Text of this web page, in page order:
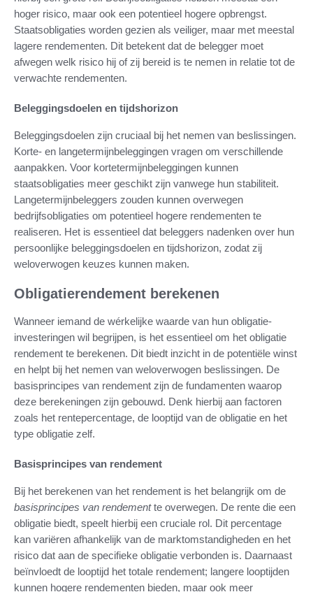
hoger risico, maar ook een potentieel hogere opbrengst.
Staatsobligaties worden gezien als veiliger, maar met meestal
lagere rendementen. Dit betekent dat de belegger moet
afwegen welk risico hij of zij bereid is te nemen in relatie tot de
verwachte rendementen.
Beleggingsdoelen en tijdshorizon
Beleggingsdoelen zijn cruciaal bij het nemen van beslissingen.
Korte- en langetermijnbeleggingen vragen om verschillende
aanpakken. Voor kortetermijnbeleggingen kunnen
staatsobligaties meer geschikt zijn vanwege hun stabiliteit.
Langetermijnbeleggers zouden kunnen overwegen
bedrijfsobligaties om potentieel hogere rendementen te
realiseren. Het is essentieel dat beleggers nadenken over hun
persoonlijke beleggingsdoelen en tijdshorizon, zodat zij
weloverwogen keuzes kunnen maken.
Obligatierendement berekenen
Wanneer iemand de wérkelijke waarde van hun obligatie-
investeringen wil begrijpen, is het essentieel om het obligatie
rendement te berekenen. Dit biedt inzicht in de potentiële winst
en helpt bij het nemen van weloverwogen beslissingen. De
basisprincipes van rendement zijn de fundamenten waarop
deze berekeningen zijn gebouwd. Denk hierbij aan factoren
zoals het rentepercentage, de looptijd van de obligatie en het
type obligatie zelf.
Basisprincipes van rendement
Bij het berekenen van het rendement is het belangrijk om de
basisprincipes van rendementte overwegen. De rente die een
obligatie biedt, speelt hierbij een cruciale rol. Dit percentage
kan variëren afhankelijk van de marktomstandigheden en het
risico dat aan de specifieke obligatie verbonden is. Daarnaast
beïnvloedt de looptijd het totale rendement; langere looptijden
kunnen hogere rendementen bieden, maar ook meer